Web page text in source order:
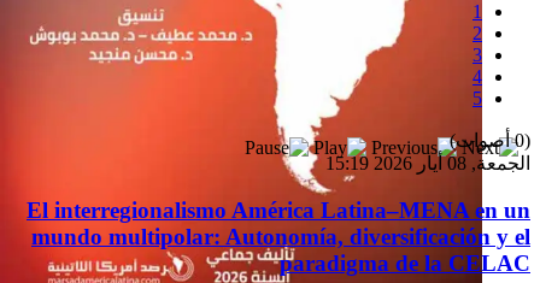
1
2
3
4
5
(0 أصوات)
الجمعة, 08 أيار 2026 15:19
El interregionalismo América Latina–MENA en un
mundo multipolar: Autonomía, diversificación y el
paradigma de la CELAC